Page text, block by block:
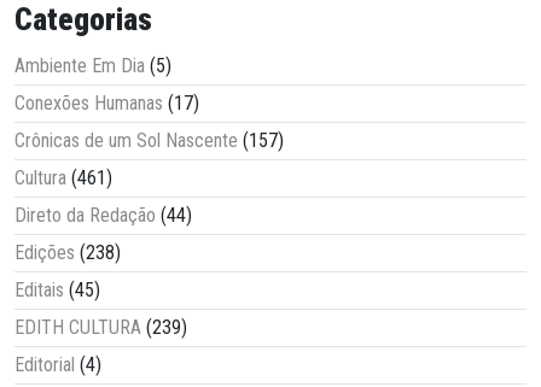
Categorias
Ambiente Em Dia (5)
Conexões Humanas (17)
Crônicas de um Sol Nascente (157)
Cultura (461)
Direto da Redação (44)
Edições (238)
Editais (45)
EDITH CULTURA (239)
Editorial (4)